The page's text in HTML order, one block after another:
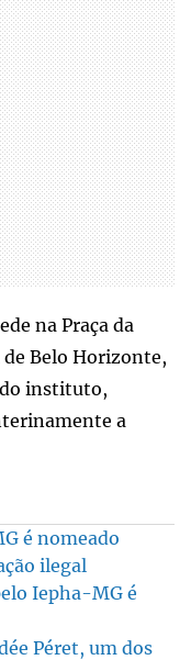
na Praça da
Belo Horizonte,
instituto,
a
é nomeado
ilegal
Iepha-MG é
Péret, um dos